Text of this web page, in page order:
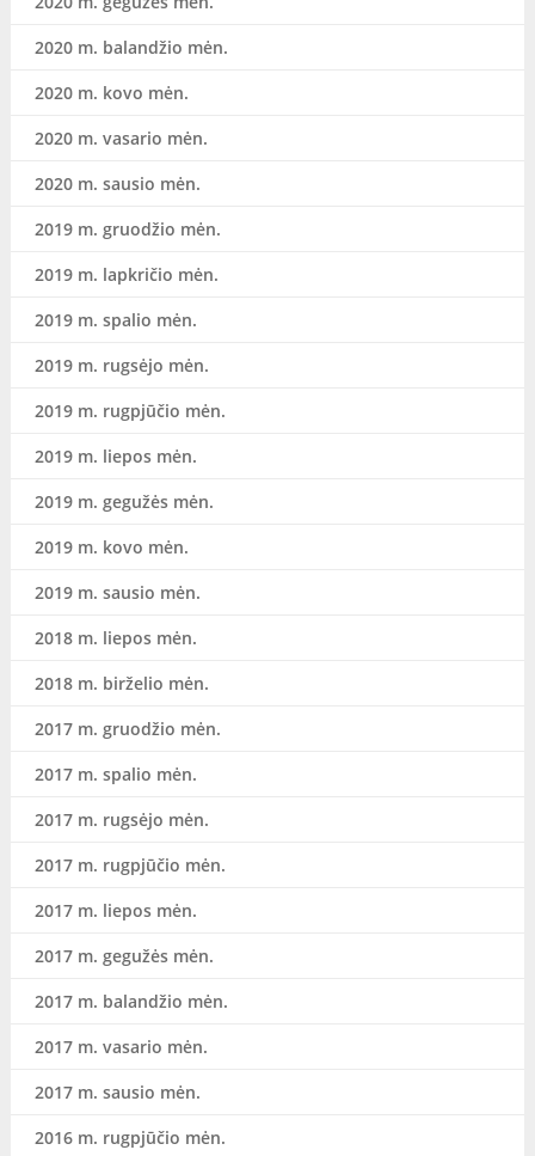
2020 m. balandžio mėn.
2020 m. kovo mėn.
2020 m. vasario mėn.
2020 m. sausio mėn.
2019 m. gruodžio mėn.
2019 m. lapkričio mėn.
2019 m. spalio mėn.
2019 m. rugsėjo mėn.
2019 m. rugpjūčio mėn.
2019 m. liepos mėn.
2019 m. gegužės mėn.
2019 m. kovo mėn.
2019 m. sausio mėn.
2018 m. liepos mėn.
2018 m. birželio mėn.
2017 m. gruodžio mėn.
2017 m. spalio mėn.
2017 m. rugsėjo mėn.
2017 m. rugpjūčio mėn.
2017 m. liepos mėn.
2017 m. gegužės mėn.
2017 m. balandžio mėn.
2017 m. vasario mėn.
2017 m. sausio mėn.
2016 m. rugpjūčio mėn.